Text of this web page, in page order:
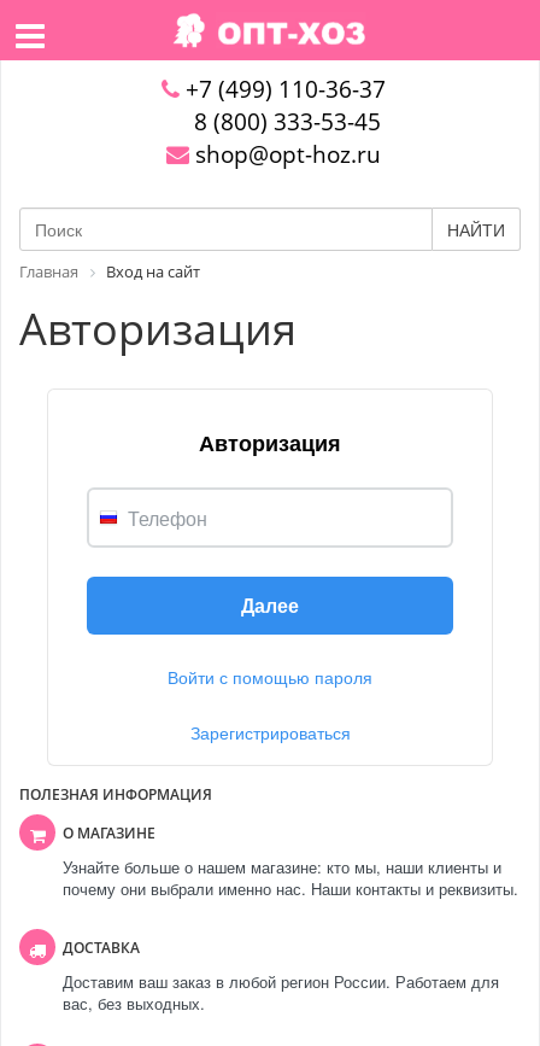
+7 (499) 110-36-37
8 (800) 333-53-45
shop@opt-hoz.ru
НАЙТИ
Главная Вход на сайт
Авторизация
Авторизация
Телефон
Далее
Войти с помощью пароля
Зарегистрироваться
ПОЛЕЗНАЯ ИНФОРМАЦИЯ
О МАГАЗИНЕ
Узнайте больше о нашем магазине: кто мы, наши клиенты и
почему они выбрали именно нас. Наши контакты и реквизиты.
ДОСТАВКА
Доставим ваш заказ в любой регион России. Работаем для
вас, без выходных.